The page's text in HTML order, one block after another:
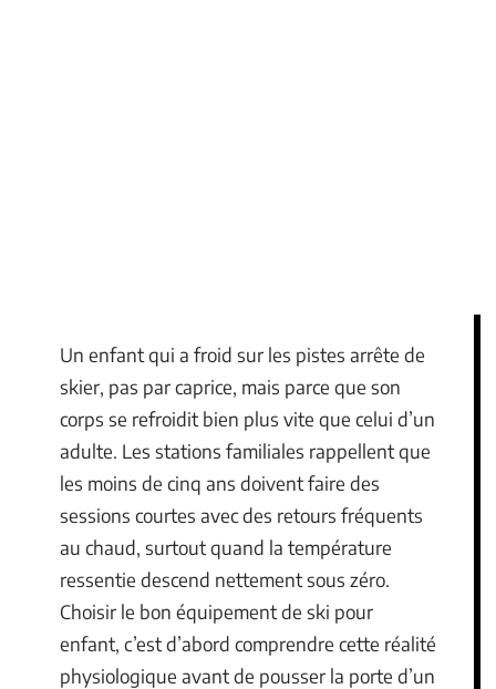
Un enfant qui a froid sur les pistes arrête de
skier, pas par caprice, mais parce que son
corps se refroidit bien plus vite que celui d’un
adulte. Les stations familiales rappellent que
les moins de cinq ans doivent faire des
sessions courtes avec des retours fréquents
au chaud, surtout quand la température
ressentie descend nettement sous zéro.
Choisir le bon équipement de ski pour
enfant, c’est d’abord comprendre cette réalité
physiologique avant de pousser la porte d’un